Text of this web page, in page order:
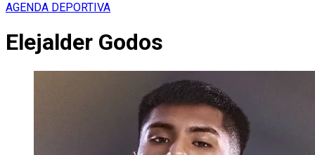
AGENDA DEPORTIVA
Elejalder Godos